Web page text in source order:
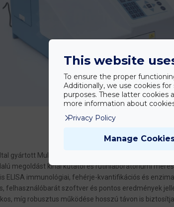
gyártott MultiskanTM FC fotometriás elven működő
megoldást kínál kutatói és rutinlaboratóriumi
ELISA immunológiai, fehérje-kvantifikációs és
felhasználóbarát szoftver és pontos eredmények
míg robusztus működése hosszú távon is
This website
To ensure the proper
Additionally, we use cookies
purposes. These latter cookies
more information about
Privacy Policy
Manage